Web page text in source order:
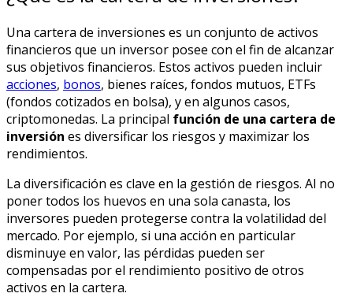
Una cartera de inversiones es un conjunto de activos
financieros que un inversor posee con el fin de alcanzar
sus objetivos financieros. Estos activos pueden incluir
acciones, bonos, bienes raíces, fondos mutuos, ETFs
(fondos cotizados en bolsa), y en algunos casos,
criptomonedas. La principal función de una cartera de
inversión es diversificar los riesgos y maximizar los
rendimientos.
La diversificación es clave en la gestión de riesgos. Al no
poner todos los huevos en una sola canasta, los
inversores pueden protegerse contra la volatilidad del
mercado. Por ejemplo, si una acción en particular
disminuye en valor, las pérdidas pueden ser
compensadas por el rendimiento positivo de otros
activos en la cartera.